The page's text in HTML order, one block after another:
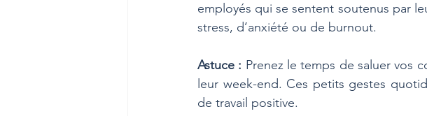
employés qui se sentent soutenus par
stress, d’anxiété ou de burnout.
Astuce : Prenez le temps de saluer vos
leur week-end. Ces petits gestes
de travail positive.